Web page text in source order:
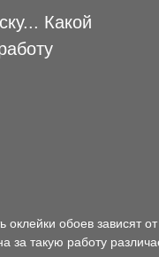
Какой
оклейки обоев зависят
за такую работу